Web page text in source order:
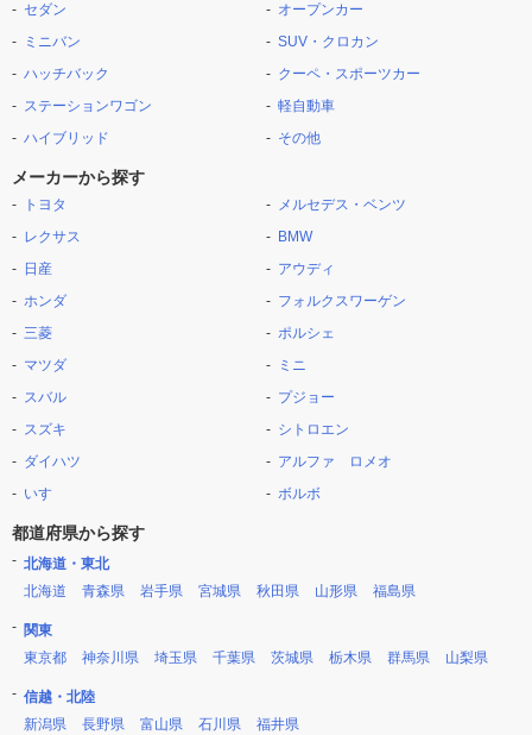
セダン
ミニバン
ハッチバック
ステーションワゴン
ハイブリッド
オープンカー
SUV・クロカン
クーペ・スポーツカー
軽自動車
その他
メーカーから探す
トヨタ
レクサス
日産
ホンダ
三菱
マツダ
スバル
スズキ
ダイハツ
いすゞ
メルセデス・ベンツ
BMW
アウディ
フォルクスワーゲン
ポルシェ
ミニ
プジョー
シトロエン
アルファ ロメオ
ボルボ
都道府県から探す
北海道・東北
北海道
青森県 岩手県 宮城県 秋田県 山形県 福島県
関東
東京都
神奈川県 埼玉県 千葉県 茨城県 栃木県 群馬県 山梨県
信越・北陸
新潟県
長野県 富山県 石川県 福井県